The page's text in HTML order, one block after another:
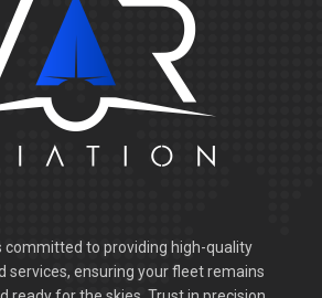
committed to providing high-quality
services, ensuring your fleet remains